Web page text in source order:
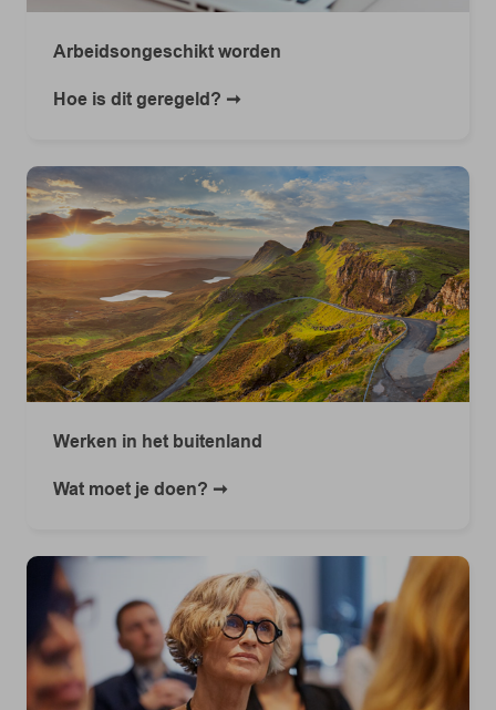
Arbeidsongeschikt worden
Hoe is dit geregeld?
Werken in het buitenland
Wat moet je doen?